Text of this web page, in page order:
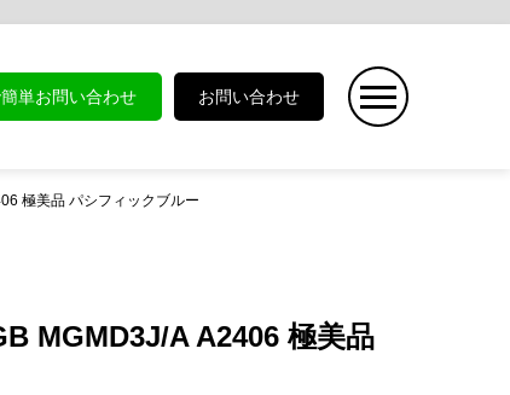
単お問い合わせ お問い合わせ
極美品 パシフィックブルー
MGMD3J/A A2406 極美品